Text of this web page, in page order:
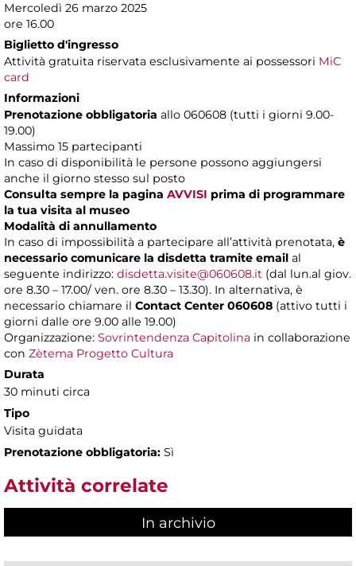
Mercoledì 26 marzo 2025
ore 16.00
Biglietto d'ingresso
Attività gratuita riservata esclusivamente ai possessori MiC
card
Informazioni
Prenotazione obbligatoria allo 060608 (tutti i giorni 9.00-
19.00)
Massimo 15 partecipanti
In caso di disponibilità le persone possono aggiungersi
anche il giorno stesso sul posto
Consulta sempre la pagina AVVISI prima di programmare
la tua visita al museo
Modalità di annullamento
In caso di impossibilità a partecipare all’attività prenotata, è
necessario comunicare la disdetta tramite email al
seguente indirizzo: disdetta.visite@060608.it (dal lun.al giov.
ore 8.30 – 17.00/ ven. ore 8.30 – 13.30). In alternativa, è
necessario chiamare il Contact Center 060608 (attivo tutti i
giorni dalle ore 9.00 alle 19.00)
Organizzazione: Sovrintendenza Capitolina in collaborazione
con Zètema Progetto Cultura
Durata
30 minuti circa
Tipo
Visita guidata
Prenotazione obbligatoria: Sì
Attività correlate
In archivio